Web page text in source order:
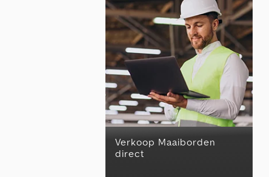
Verkoop Maaiborden
direct